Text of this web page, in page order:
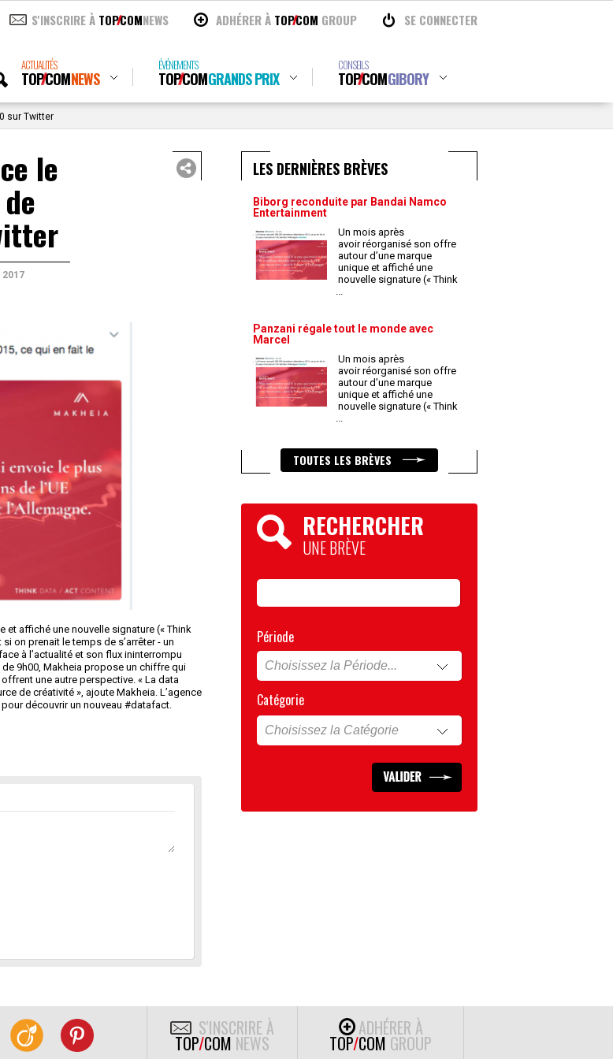
S'INSCRIRE À TOPCOMNEWS ADHÉRER À TOPCOM GROUP SE CONNECTER
ACTUALITÉS
TOPCOMNEWS
ÉVÉNEMENTS
TOPCOMGRANDS PRIX
CONSEILS
TOPCOMGIBORY
sur Twitter
le
2017
et affiché une nouvelle signature (« Think
on prenait le temps de s’arrêter - un
à l’actualité et son flux ininterrompu
9h00, Makheia propose un chiffre qui
une autre perspective. « La data
de créativité », ajoute Makheia. L’agence
découvrir un nouveau #datafact.
LES DERNIÈRES BRÈVES
Biborg reconduite par Bandai Namco
Entertainment
Un mois après
avoir réorganisé son offre
autour d’une marque
unique et affiché une
nouvelle signature (« Think
...
Panzani régale tout le monde avec
Marcel
Un mois après
avoir réorganisé son offre
autour d’une marque
unique et affiché une
nouvelle signature (« Think
...
TOUTES LES BRÈVES
RECHERCHER
UNE BRÈVE
Période
Catégorie
S'INSCRIRE À
TOP/COM NEWS
ADHÉRER À
TOP/COM GROUP